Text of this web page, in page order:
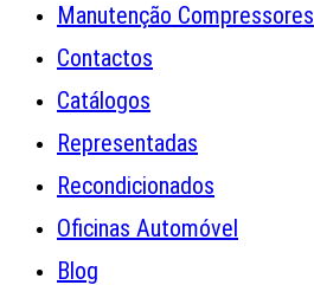
Manutenção Compressores
Contactos
Catálogos
Representadas
Recondicionados
Oficinas Automóvel
Blog